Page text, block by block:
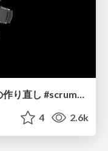
AI時代の品質はテストプロセスの作り直し #scrumniigata
4 2.6k